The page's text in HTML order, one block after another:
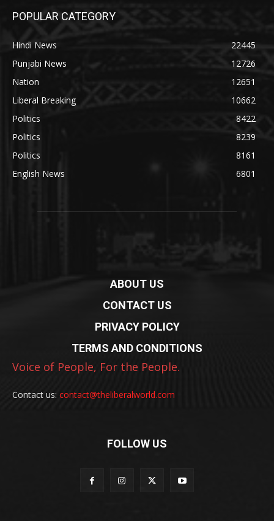
POPULAR CATEGORY
Hindi News
22445
Punjabi News
12726
Nation
12651
Liberal Breaking
10662
Politics
8422
Politics
8239
Politics
8161
English News
6801
ABOUT US
CONTACT US
PRIVACY POLICY
TERMS AND CONDITIONS
Voice of People, For the People.
Contact us: contact@theliberalworld.com
FOLLOW US